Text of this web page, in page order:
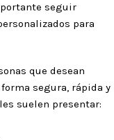
seguir
para
que desean
segura, rápida y
suelen presentar: